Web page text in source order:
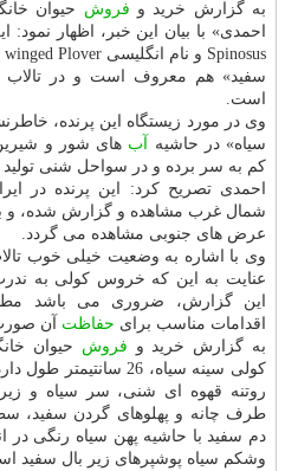
به گزارش خرید و فروش حیوان
سفید» هم معروف است و در تالاب
است.
وی در مورد زیستگاه این پرنده،
سیاه» در حاشیه آب های شور و
كم به سر برده و در سواحل شنی تولید
احمدی تصریح كرد: این پرنده در
شمال غرب مشاهده و گزارش شده، و
عرض های جنوبی مشاهده می گردد.
وی با اشاره به وضعیت خیلی خوب
عنایت به این كه خروس كولی به
این گزارش، ضروری می باشد
اقدامات مناسب برای حفاظت آن
به گزارش خرید و فروش حیوان
كولی سینه سیاه، 26
روتنه قهوه ای شنی، سر سیاه و
طرف چانه و پهلوهای گردن سفید،
دم سفید با حاشیه پهن سیاه رنگی در
وشكم سیاه پوشپرهای زیر بال سفید